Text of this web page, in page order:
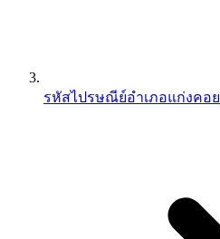
รหัสไปรษณีย์อำเภอแก่งคอย